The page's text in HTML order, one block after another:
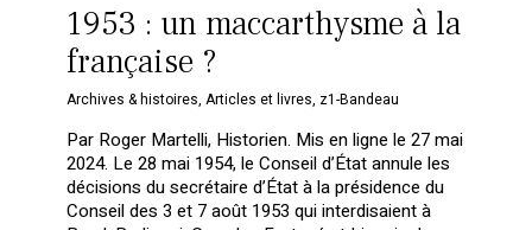
Votre panier est vide.
Retourner à la
librairie
1953 : un maccarthysme à la
française ?
Archives & histoires,Articles et livres, z1-Bandeau
Par Roger Martelli, Historien. Mis en ligne le 27 mai
2024. Le 28 mai 1954, le Conseil d’État annule les
décisions du secrétaire d’État à la présidence du
Conseil des 3 et 7 août 1953 qui interdisaient à